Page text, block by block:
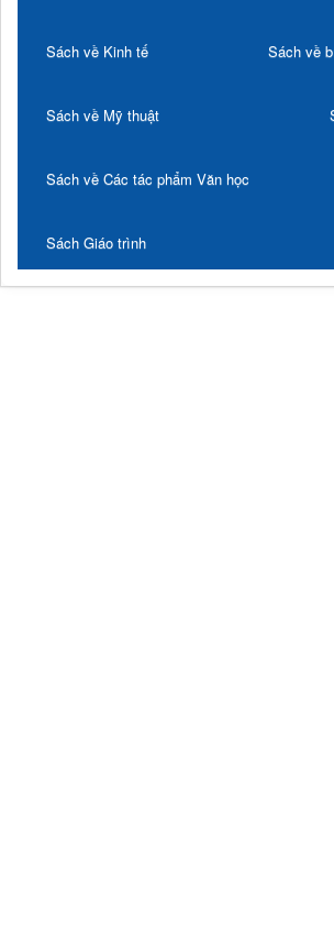
Sách về Kinh tế Sách về
Sách về Mỹ thuật
Sách về Các tác phẩm Văn học
Sách Giáo trình